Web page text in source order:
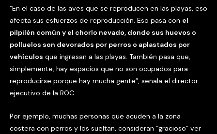
“En el caso de las aves que se reproducen en las playas, eso
afecta sus esfuerzos de reproducción. Eso pasa con el
pilpilén común y el chorlo nevado, donde sus huevos o
polluelos son devorados por perros o aplastados por
vehículos que ingresan a las playas. También pasa que,
simplemente, hay espacios que no son ocupados para
reproducirse porque hay mucha gente”, señala el director
ejecutivo de la ROC.
Por ejemplo, muchas personas que acuden a la zona
costera con perros y los sueltan, consideran “gracioso” ver